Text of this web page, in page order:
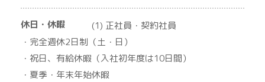
休日・休暇
(1) 正社員・契約社員
・完全週休2日制（土・日）
・祝日、有給休暇（入社初年度は10日間）
・夏季・年末年始休暇